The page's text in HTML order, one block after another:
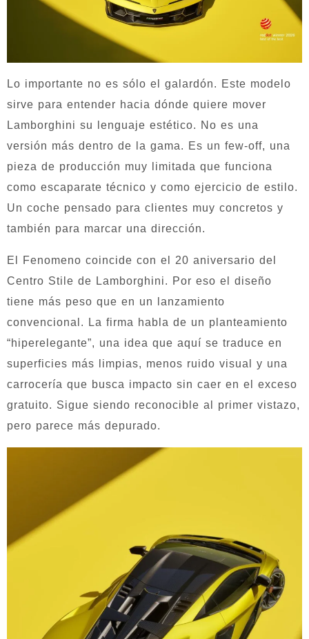
Lo importante no es sólo el galardón. Este modelo
sirve para entender hacia dónde quiere mover
Lamborghini su lenguaje estético. No es una
versión más dentro de la gama. Es un few-off, una
pieza de producción muy limitada que funciona
como escaparate técnico y como ejercicio de estilo.
Un coche pensado para clientes muy concretos y
también para marcar una dirección.
El Fenomeno coincide con el 20 aniversario del
Centro Stile de Lamborghini. Por eso el diseño
tiene más peso que en un lanzamiento
convencional. La firma habla de un planteamiento
“hiperelegante”, una idea que aquí se traduce en
superficies más limpias, menos ruido visual y una
carrocería que busca impacto sin caer en el exceso
gratuito. Sigue siendo reconocible al primer vistazo,
pero parece más depurado.